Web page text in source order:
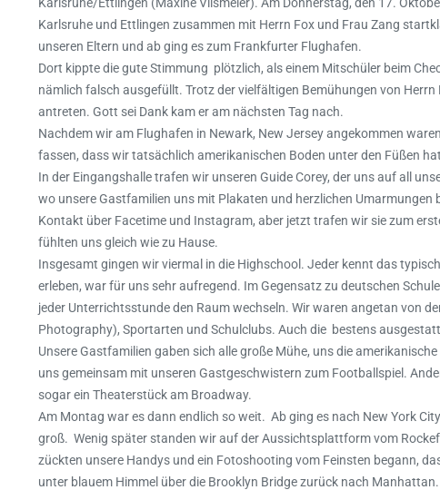
Karlsruhe und Ettlingen zusammen mit Herrn Fox und Frau Zang
unseren Eltern und ab ging es zum Frankfurter Flughafen.
Dort kippte die gute Stimmung plötzlich, als einem Mitschüler beim
nämlich falsch ausgefüllt. Trotz der vielfältigen Bemühungen von
antreten. Gott sei Dank kam er am nächsten Tag nach.
Nachdem wir am Flughafen in Newark, New Jersey angekommen
fassen, dass wir tatsächlich amerikanischen Boden unter den Füßen
In der Eingangshalle trafen wir unseren Guide Corey, der uns auf all
wo unsere Gastfamilien uns mit Plakaten und herzlichen
Kontakt über Facetime und Instagram, aber jetzt trafen wir sie zum
fühlten uns gleich wie zu Hause.
Insgesamt gingen wir viermal in die Highschool. Jeder kennt das
erleben, war für uns sehr aufregend. Im Gegensatz zu deutschen
jeder Unterrichtsstunde den Raum wechseln. Wir waren angetan von
Photography), Sportarten und Schulclubs. Auch die bestens
Unsere Gastfamilien gaben sich alle große Mühe, uns die
uns gemeinsam mit unseren Gastgeschwistern zum Footballspiel.
sogar ein Theaterstück am Broadway.
Am Montag war es dann endlich so weit. Ab ging es nach New York
groß. Wenig später standen wir auf der Aussichtsplattform vom
zückten unsere Handys und ein Fotoshooting vom Feinsten begann,
unter blauem Himmel über die Brooklyn Bridge zurück nach